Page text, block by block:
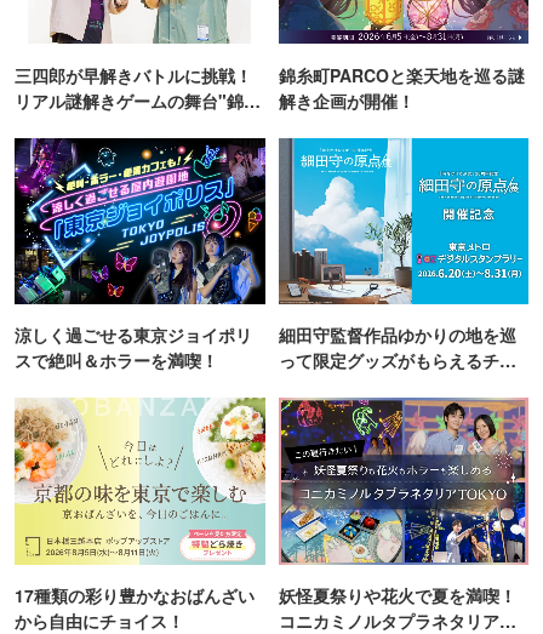
三四郎が早解きバトルに挑戦！
リアル謎解きゲームの舞台"錦糸
錦糸町PARCOと楽天地を巡る謎
解き企画が開催！
涼しく過ごせる東京ジョイポリ
スで絶叫＆ホラーを満喫！
細田守監督作品ゆかりの地を巡
って限定グッズがもらえるチャ
17種類の彩り豊かなおばんざい
から自由にチョイス！
妖怪夏祭りや花火で夏を満喫！
コニカミノルタプラネタリア